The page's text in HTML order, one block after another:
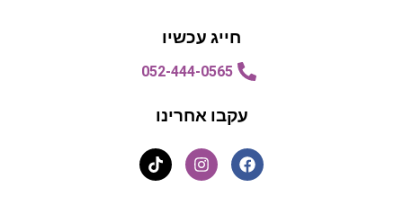
חייג עכשיו
052-444-0565
עקבו אחרינו